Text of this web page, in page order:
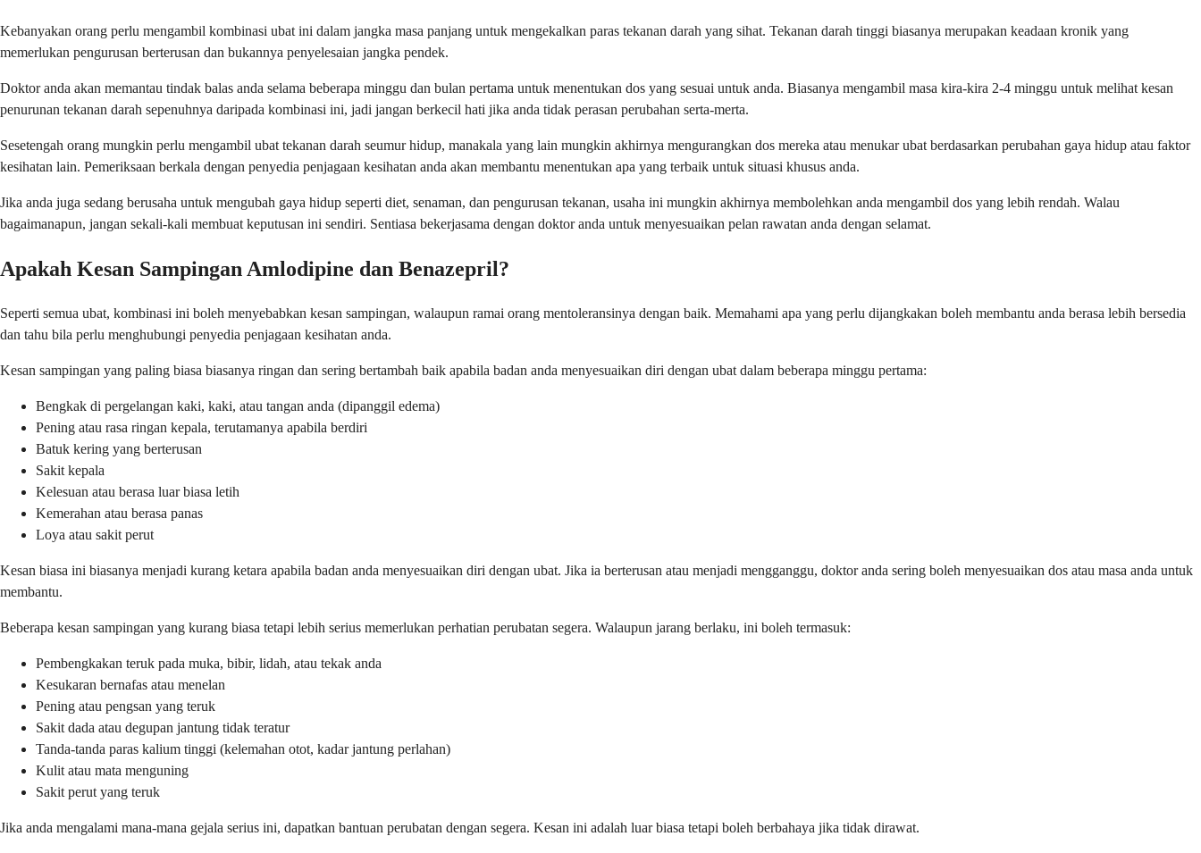
Kebanyakan orang perlu mengambil kombinasi ubat ini dalam jangka masa panjang untuk mengekalkan paras tekanan darah yang sihat. Tekanan darah tinggi biasanya merupakan keadaan kronik yang
memerlukan pengurusan berterusan dan bukannya penyelesaian jangka pendek.
Doktor anda akan memantau tindak balas anda selama beberapa minggu dan bulan pertama untuk menentukan dos yang sesuai untuk anda. Biasanya mengambil masa kira-kira 2-4 minggu untuk melihat kesan
penurunan tekanan darah sepenuhnya daripada kombinasi ini, jadi jangan berkecil hati jika anda tidak perasan perubahan serta-merta.
Sesetengah orang mungkin perlu mengambil ubat tekanan darah seumur hidup, manakala yang lain mungkin akhirnya mengurangkan dos mereka atau menukar ubat berdasarkan perubahan gaya hidup atau faktor
kesihatan lain. Pemeriksaan berkala dengan penyedia penjagaan kesihatan anda akan membantu menentukan apa yang terbaik untuk situasi khusus anda.
Jika anda juga sedang berusaha untuk mengubah gaya hidup seperti diet, senaman, dan pengurusan tekanan, usaha ini mungkin akhirnya membolehkan anda mengambil dos yang lebih rendah. Walau
bagaimanapun, jangan sekali-kali membuat keputusan ini sendiri. Sentiasa bekerjasama dengan doktor anda untuk menyesuaikan pelan rawatan anda dengan selamat.
Apakah Kesan Sampingan Amlodipine dan Benazepril?
Seperti semua ubat, kombinasi ini boleh menyebabkan kesan sampingan, walaupun ramai orang mentoleransinya dengan baik. Memahami apa yang perlu dijangkakan boleh membantu anda berasa lebih bersedia
dan tahu bila perlu menghubungi penyedia penjagaan kesihatan anda.
Kesan sampingan yang paling biasa biasanya ringan dan sering bertambah baik apabila badan anda menyesuaikan diri dengan ubat dalam beberapa minggu pertama:
Bengkak di pergelangan kaki, kaki, atau tangan anda (dipanggil edema)
Pening atau rasa ringan kepala, terutamanya apabila berdiri
Batuk kering yang berterusan
Sakit kepala
Kelesuan atau berasa luar biasa letih
Kemerahan atau berasa panas
Loya atau sakit perut
Kesan biasa ini biasanya menjadi kurang ketara apabila badan anda menyesuaikan diri dengan ubat. Jika ia berterusan atau menjadi mengganggu, doktor anda sering boleh menyesuaikan dos atau masa anda untuk
membantu.
Beberapa kesan sampingan yang kurang biasa tetapi lebih serius memerlukan perhatian perubatan segera. Walaupun jarang berlaku, ini boleh termasuk:
Pembengkakan teruk pada muka, bibir, lidah, atau tekak anda
Kesukaran bernafas atau menelan
Pening atau pengsan yang teruk
Sakit dada atau degupan jantung tidak teratur
Tanda-tanda paras kalium tinggi (kelemahan otot, kadar jantung perlahan)
Kulit atau mata menguning
Sakit perut yang teruk
Jika anda mengalami mana-mana gejala serius ini, dapatkan bantuan perubatan dengan segera. Kesan ini adalah luar biasa tetapi boleh berbahaya jika tidak dirawat.